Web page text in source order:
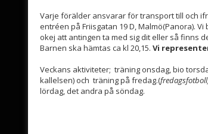
Varje förälder ansvarar för transport till och
entréen på Friisgatan 19 D, Malmö(Panora).
okej att antingen ta med sig dit eller så finns
Barnen ska hämtas ca kl 20,15. Vi
Veckans aktiviteter; träning onsdag, bio
kallelsen) och träning på fredag.(
lördag, det andra på söndag.